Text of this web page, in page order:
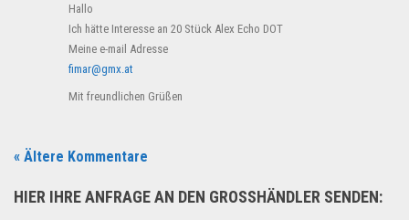
Hallo
Ich hätte Interesse an 20 Stück Alex Echo DOT
Meine e-mail Adresse
fimar@gmx.at
Mit freundlichen Grüßen
« Ältere Kommentare
HIER IHRE ANFRAGE AN DEN GROSSHÄNDLER SENDEN: